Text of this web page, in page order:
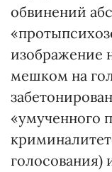
обвинений
изображение
мешком на
«умученного
голосования)